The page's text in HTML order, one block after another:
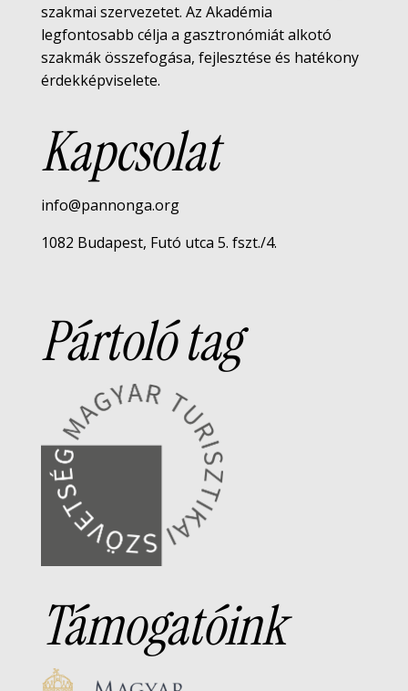
szakmai szervezetet. Az Akadémia
legfontosabb célja a gasztronómiát alkotó
szakmák összefogása, fejlesztése és hatékony
érdekképviselete.
Kapcsolat
info@pannonga.org
1082 Budapest, Futó utca 5. fszt./4.
Pártoló tag
Támogatóink